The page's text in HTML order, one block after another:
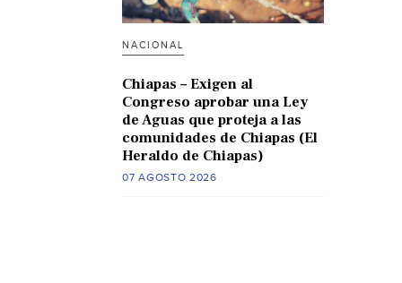
NACIONAL
Chiapas – Exigen al
Congreso aprobar una Ley
de Aguas que proteja a las
comunidades de Chiapas (El
Heraldo de Chiapas)
07 AGOSTO 2026